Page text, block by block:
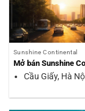
Sunshine Continental
Mở bán Sunshine
Cầu Giấy, Hà